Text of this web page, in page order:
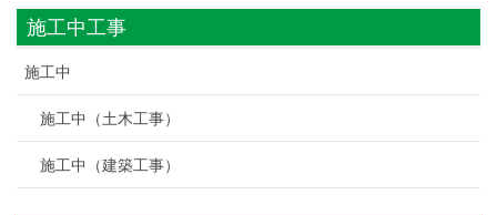
施工中工事
施工中
施工中（土木工事）
施工中（建築工事）